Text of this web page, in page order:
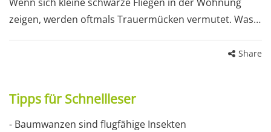
zeigen, werden oftmals Trauermücken vermutet. Was…
Share
Tipps für Schnellleser
- Baumwanzen sind flugfähige Insekten